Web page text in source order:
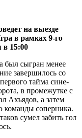
на выезде
в рамках 9-го
в 15:00
был сыгран менее
завершилось со
тайма сине-
в промежутке с
Ахъядов, а затем
соперника.
сумел забить гол